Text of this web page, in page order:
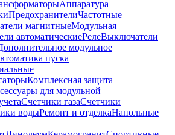
Аппаратура
ПредохранителиЧастотные
магнитныеМодульная
автоматическиеРелеВыключатели
модульное
пуска
Комплексная защита
для модульной
Счетчики газаСчетчики
водыРемонт и отделкаНапольные